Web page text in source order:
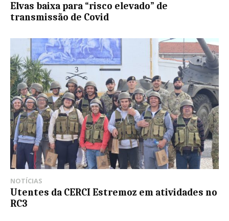
Elvas baixa para “risco elevado” de
transmissão de Covid
NOTÍCIAS
Utentes da CERCI Estremoz em atividades no
RC3